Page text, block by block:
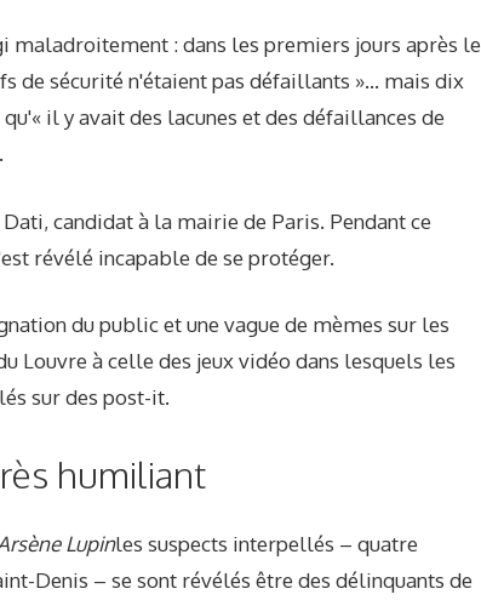
maladroitement : dans les premiers jours après le
de sécurité n'étaient pas défaillants »… mais dix
il y avait des lacunes et des défaillances de
candidat à la mairie de Paris. Pendant ce
révélé incapable de se protéger.
du public et une vague de mèmes sur les
Louvre à celle des jeux vidéo dans lesquels les
sur des post-it.
humiliant
Lupinles suspects interpellés – quatre
Denis – se sont révélés être des délinquants de